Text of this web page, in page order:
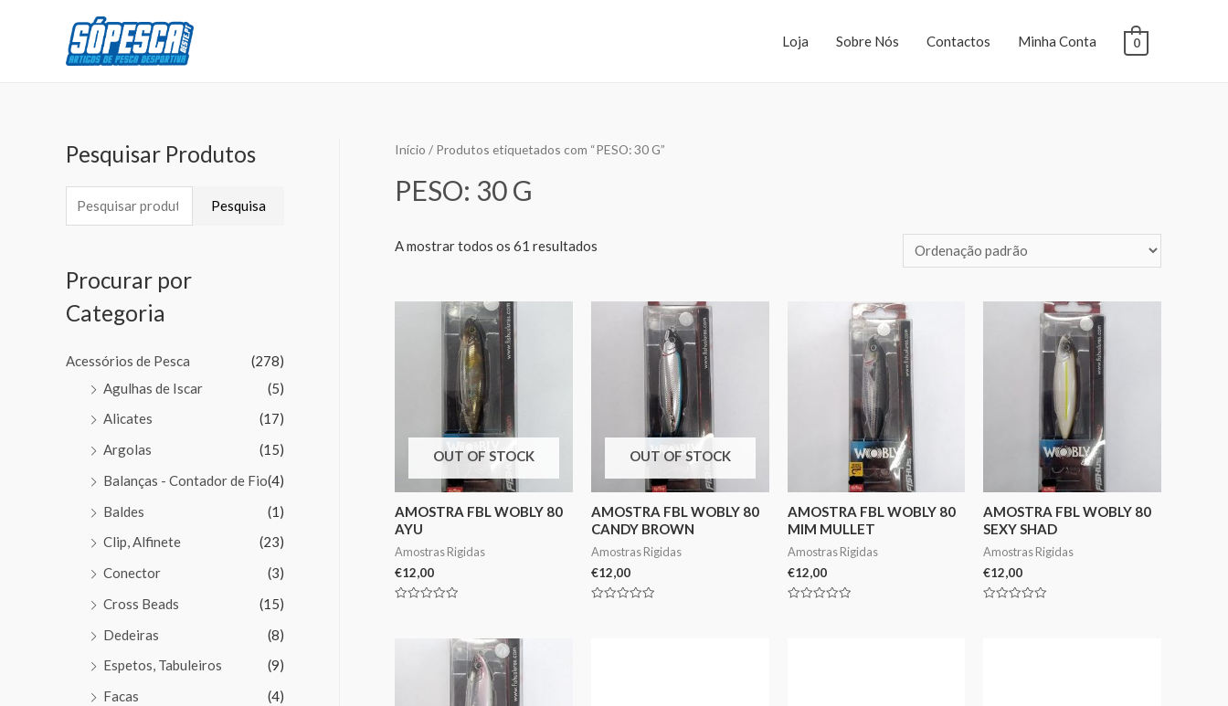
Loja Sobre Nós Contactos Minha Conta 0
Pesquisar Produtos
Pesquisa
Procurar por
Categoria
Acessórios de Pesca
(278)
Agulhas de Iscar
(5)
Alicates
(17)
Argolas
(15)
Balanças - Contador de Fio(4)
Baldes
(1)
Clip, Alfinete
(23)
Conector
(3)
Cross Beads
(15)
Dedeiras
(8)
Espetos, Tabuleiros
(9)
Facas
(4)
Início / Produtos etiquetados com “PESO: 30 G”
PESO: 30 G
A mostrar todos os 61 resultados
OUT OF STOCK
AMOSTRA FBL WOBLY 80
AYU
Amostras Rigidas
€12,00
OUT OF STOCK
AMOSTRA FBL WOBLY 80
CANDY BROWN
Amostras Rigidas
€12,00
AMOSTRA FBL WOBLY 80
MIM MULLET
Amostras Rigidas
€12,00
AMOSTRA FBL WOBLY 80
SEXY SHAD
Amostras Rigidas
€12,00